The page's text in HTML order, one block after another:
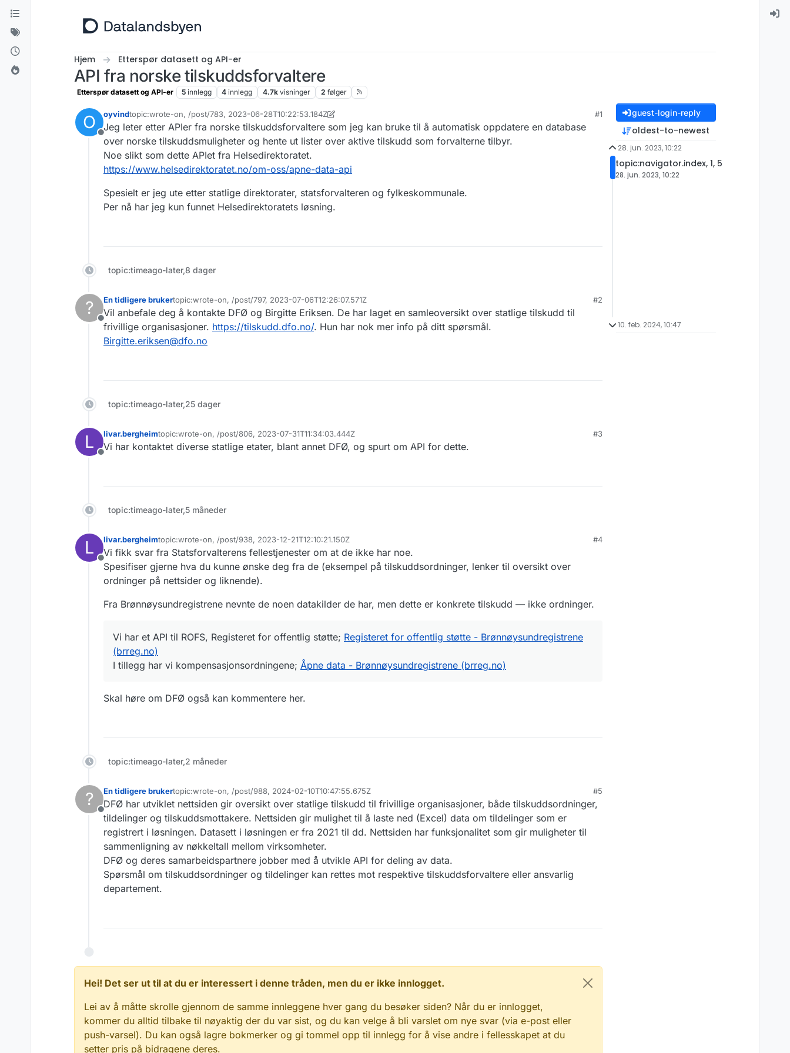
Hopp til innhold
Hjem Etterspør datasett og API-er
API fra norske tilskuddsforvaltere
Etterspør datasett og API-er 5 innlegg 4 innlegg 4.7k visninger 2 følger
O
Frakoblet
oyvindtopic:wrote-on, /post/783, 2023-06-28T10:22:53.184Z
Sist endret av oyvind
#1
Jeg leter etter APIer fra norske tilskuddsforvaltere som jeg kan bruke til å automatisk oppdatere en database
over norske tilskuddsmuligheter og hente ut lister over aktive tilskudd som forvalterne tilbyr.
Noe slikt som dette APIet fra Helsedirektoratet.
https://www.helsedirektoratet.no/om-oss/apne-data-api
Spesielt er jeg ute etter statlige direktorater, statsforvalteren og fylkeskommunale.
Per nå har jeg kun funnet Helsedirektoratets løsning.
topic:timeago-later,8 dager
?
Frakoblet
En tidligere brukertopic:wrote-on, /post/797, 2023-07-06T12:26:07.571Z
Sist endret av
#2
Vil anbefale deg å kontakte DFØ og Birgitte Eriksen. De har laget en samleoversikt over statlige tilskudd til
frivillige organisasjoner. https://tilskudd.dfo.no/. Hun har nok mer info på ditt spørsmål.
Birgitte.eriksen@dfo.no
topic:timeago-later,25 dager
L
Frakoblet
livar.bergheimtopic:wrote-on, /post/806, 2023-07-31T11:34:03.444Z
Sist endret av
#3
Vi har kontaktet diverse statlige etater, blant annet DFØ, og spurt om API for dette.
topic:timeago-later,5 måneder
L
Frakoblet
livar.bergheimtopic:wrote-on, /post/938, 2023-12-21T12:10:21.150Z
Sist endret av
#4
Vi fikk svar fra Statsforvalterens fellestjenester om at de ikke har noe.
Spesifiser gjerne hva du kunne ønske deg fra de (eksempel på tilskuddsordninger, lenker til oversikt over
ordninger på nettsider og liknende).
Fra Brønnøysundregistrene nevnte de noen datakilder de har, men dette er konkrete tilskudd — ikke ordninger.
Vi har et API til ROFS, Registeret for offentlig støtte; Registeret for offentlig støtte - Brønnøysundregistrene
(brreg.no)
I tillegg har vi kompensasjonsordningene; Åpne data - Brønnøysundregistrene (brreg.no)
Skal høre om DFØ også kan kommentere her.
topic:timeago-later,2 måneder
?
Frakoblet
En tidligere brukertopic:wrote-on, /post/988, 2024-02-10T10:47:55.675Z
Sist endret av
#5
DFØ har utviklet nettsiden gir oversikt over statlige tilskudd til frivillige organisasjoner, både tilskuddsordninger,
tildelinger og tilskuddsmottakere. Nettsiden gir mulighet til å laste ned (Excel) data om tildelinger som er
registrert i løsningen. Datasett i løsningen er fra 2021 til dd. Nettsiden har funksjonalitet som gir muligheter til
sammenligning av nøkkeltall mellom virksomheter.
DFØ og deres samarbeidspartnere jobber med å utvikle API for deling av data.
Spørsmål om tilskuddsordninger og tildelinger kan rettes mot respektive tilskuddsforvaltere eller ansvarlig
departement.
Hei! Det ser ut til at du er interessert i denne tråden, men du er ikke innlogget.
Lei av å måtte skrolle gjennom de samme innleggene hver gang du besøker siden? Når du er innlogget,
kommer du alltid tilbake til nøyaktig der du var sist, og du kan velge å bli varslet om nye svar (via e-post eller
push-varsel). Du kan også lagre bokmerker og gi tommel opp til innlegg for å vise andre i fellesskapet at du
setter pris på bidragene deres.
guest-login-reply
oldest-to-newest
28. jun. 2023, 10:22
topic:navigator.index, 1, 5
28. jun. 2023, 10:22
10. feb. 2024, 10:47